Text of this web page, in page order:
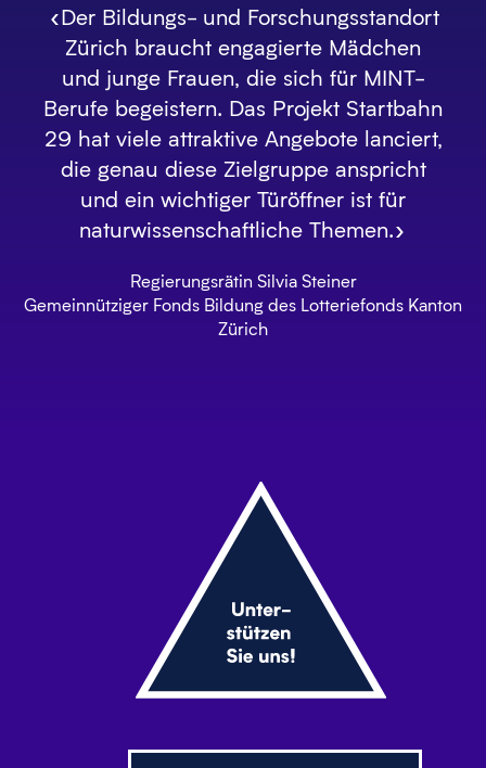
«Der Bildungs- und Forschungsstandort
Zürich braucht engagierte Mädchen
und junge Frauen, die sich für MINT-
Berufe begeistern. Das Projekt Startbahn
29 hat viele attraktive Angebote lanciert,
die genau diese Zielgruppe anspricht
und ein wichtiger Türöffner ist für
naturwissenschaftliche Themen.»
Regierungsrätin Silvia Steiner
Gemeinnütziger Fonds Bildung des Lotteriefonds Kanton
Zürich